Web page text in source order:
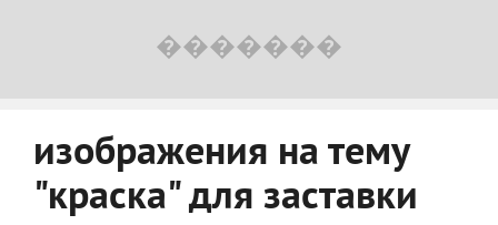
изображения на тему
"краска" для заставки